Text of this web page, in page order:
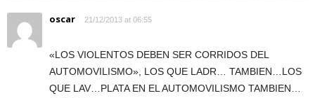
oscar 21/12/2013 at 06:55
«LOS VIOLENTOS DEBEN SER CORRIDOS DEL
AUTOMOVILISMO», LOS QUE LADR… TAMBIEN…LOS
QUE LAV…PLATA EN EL AUTOMOVILISMO TAMBIEN…